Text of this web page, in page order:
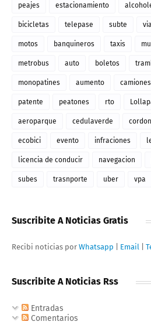
peajes estacionamiento
bicicletas telepase subte
motos banquineros taxis
metrobus auto boletos
monopatines aumento camiones
patente peatones rto
aeroparque cedulaverde
ecobici evento infraciones
licencia de conducir navegacion
subes trasnporte uber vpa
Suscribite A Noticias Gratis
Recibi noticias por Whatsapp Email
Suscribite A Noticias Rss
Entradas
Comentarios